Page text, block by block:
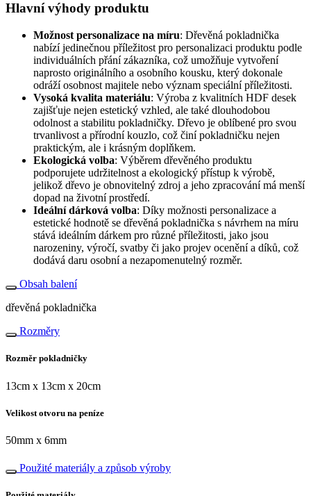
Hlavní výhody produktu
Možnost personalizace na míru: Dřevěná pokladnička
nabízí jedinečnou příležitost pro personalizaci produktu podle
individuálních přání zákazníka, což umožňuje vytvoření
naprosto originálního a osobního kousku, který dokonale
odráží osobnost majitele nebo význam speciální příležitosti.
Vysoká kvalita materiálu: Výroba z kvalitních HDF desek
zajišťuje nejen estetický vzhled, ale také dlouhodobou
odolnost a stabilitu pokladničky. Dřevo je oblíbené pro svou
trvanlivost a přírodní kouzlo, což činí pokladničku nejen
praktickým, ale i krásným doplňkem.
Ekologická volba: Výběrem dřevěného produktu
podporujete udržitelnost a ekologický přístup k výrobě,
jelikož dřevo je obnovitelný zdroj a jeho zpracování má menší
dopad na životní prostředí.
Ideální dárková volba: Díky možnosti personalizace a
estetické hodnotě se dřevěná pokladnička s návrhem na míru
stává ideálním dárkem pro různé příležitosti, jako jsou
narozeniny, výročí, svatby či jako projev ocenění a díků, což
dodává daru osobní a nezapomenutelný rozměr.
Obsah balení
dřevěná pokladnička
Rozměry
Rozměr pokladničky
13cm x 13cm x 20cm
Velikost otvoru na peníze
50mm x 6mm
Použité materiály a způsob výroby